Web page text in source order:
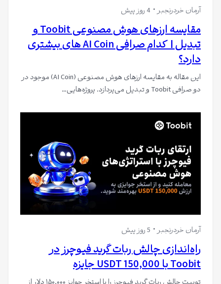
آرمان خردرنجبر 4 روز پیش
مقایسه ارزهای هوش مصنوعی Toobit و
تبدیل | کدام صرافی AI Coin های بیشتری
دارد؟
این مقاله به مقایسه ارزهای هوش مصنوعی (AI Coin) موجود در
دو صرافی Toobit و تبدیل می‌پردازد. پروژه‌هایی…
آرمان خردرنجبر 5 روز پیش
راه‌اندازی چالش ربات گرید فیوچرز در
Toobit با 150,000 USDT جایزه